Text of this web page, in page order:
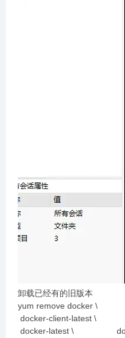
卸载已经有的旧版本
yum remove
docker-client-
docker-latest \